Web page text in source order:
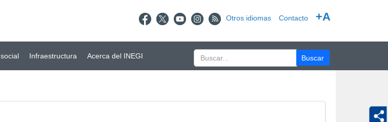
Otros idiomas Contacto +A
Infraestructura Acerca del INEGI